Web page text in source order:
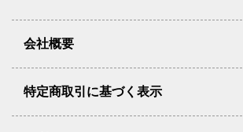
会社概要
特定商取引に基づく表示